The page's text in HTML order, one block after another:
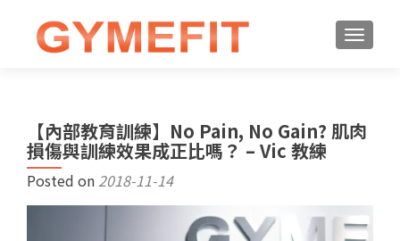
【內部教育訓練】No Pain, No Gain? 肌肉
損傷與訓練效果成正比嗎？ – Vic 教練
Posted on 2018-11-14